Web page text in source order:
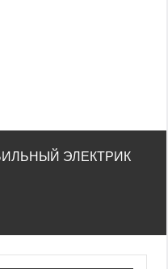
ЭЛЕКТРИК